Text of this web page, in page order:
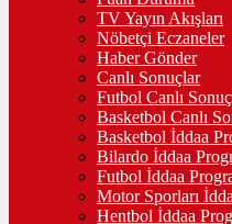
TV Yayın Akışları
Nöbetçi Eczaneler
Haber Gönder
Canlı Sonuçlar
Futbol Canlı
Basketbol Canlı
Basketbol İddaa
Bilardo İddaa
Futbol İddaa
Motor Sporları
Hentbol İddaa